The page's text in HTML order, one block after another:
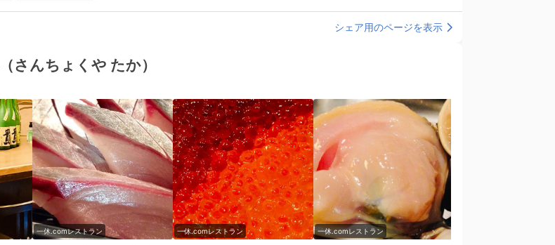
シェア用のページを表示
さんちょくや たか）
一休.comレストラン 一休.comレストラン 一休.comレストラン